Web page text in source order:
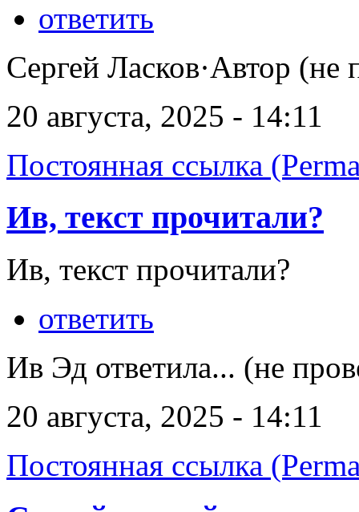
ответить
Сергей Ласков·Автор (не
20 августа, 2025 - 14:11
Постоянная ссылка
Ив, текст прочитали?
Ив, текст прочитали?
ответить
Ив Эд ответила... (не
20 августа, 2025 - 14:11
Постоянная ссылка